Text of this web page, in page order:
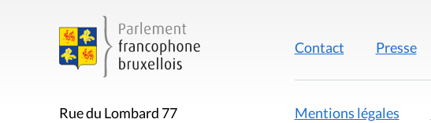
Rue du Lombard 77
Contact Presse
Mentions légales